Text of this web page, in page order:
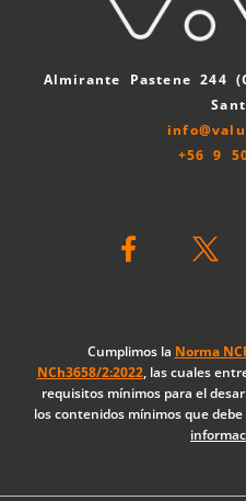
Almirante Pastene 244
+56 9
a
o
o
k
Cumplimos la Norma
NCh3658/2:2022, las cuales
requisitos mínimos para el
los contenidos mínimos que